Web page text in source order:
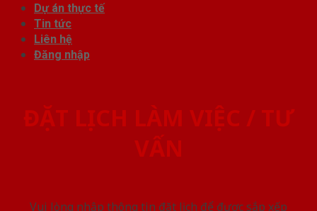
Dự án thực tế
Tin tức
Liên hệ
Đăng nhập
ĐẶT LỊCH LÀM VIỆC / TƯ
VẤN
Vui lòng nhập thông tin đặt lịch để được sắp xếp